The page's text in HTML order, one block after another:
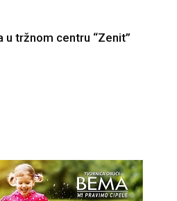
u tržnom centru “Zenit”